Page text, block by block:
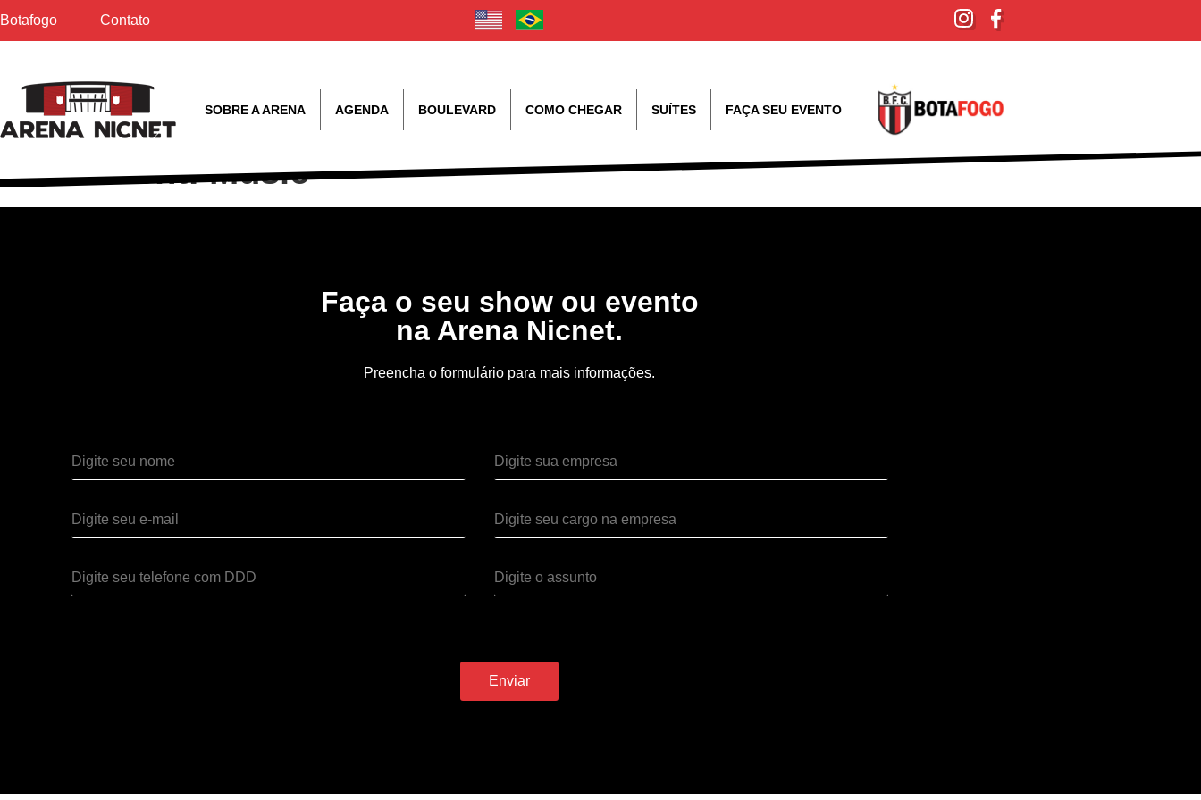
Botafogo Contato
SOBRE A ARENA AGENDA BOULEVARD COMO CHEGAR SUÍTES FAÇA SEU EVENTO
Event:Music
Faça o seu show ou evento
na Arena Nicnet.
Preencha o formulário para mais informações.